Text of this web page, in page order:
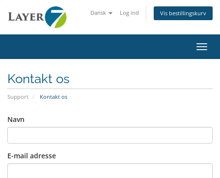
Dansk Log ind Vis bestillingskurv
Skift
Kontakt os
Support Kontakt os
Navn
E-mail adresse